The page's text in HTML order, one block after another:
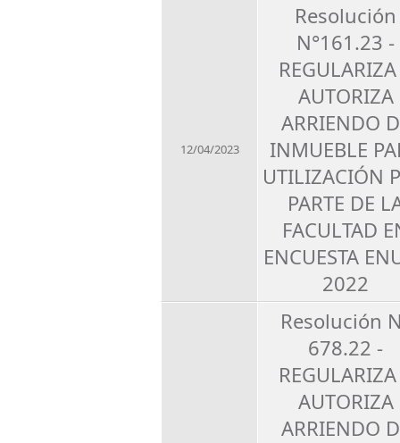
12/04/2023
Resolución
N°161.23 -
AUTORIZA
ARRIENDO
INMUEBLE
UTILIZACIÓN
PARTE DE
FACULTAD
ENCUESTA
2022
Resolución
678.22 -
AUTORIZA
ARRIENDO